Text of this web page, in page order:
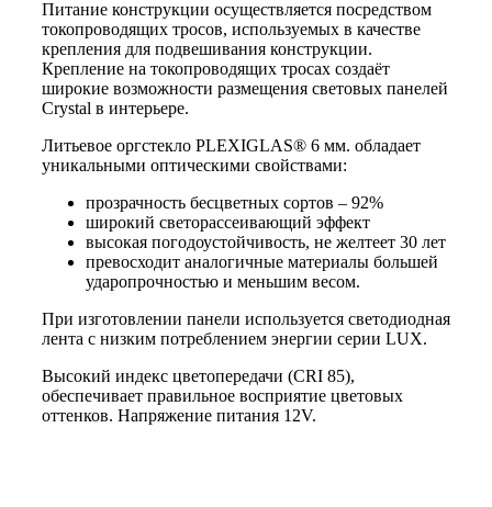
Питание конструкции осуществляется посредством
токопроводящих тросов, используемых в качестве
крепления для подвешивания конструкции.
Крепление на токопроводящих тросах создаёт
широкие возможности размещения световых панелей
Crystal в интерьере.
Литьевое оргстекло PLEXIGLAS® 6 мм. обладает
уникальными оптическими свойствами:
прозрачность бесцветных сортов – 92%
широкий светорассеивающий эффект
высокая погодоустойчивость, не желтеет 30 лет
превосходит аналогичные материалы большей
ударопрочностью и меньшим весом.
При изготовлении панели используется светодиодная
лента с низким потреблением энергии серии LUX.
Высокий индекс цветопередачи (CRI 85),
обеспечивает правильное восприятие цветовых
оттенков. Напряжение питания 12V.